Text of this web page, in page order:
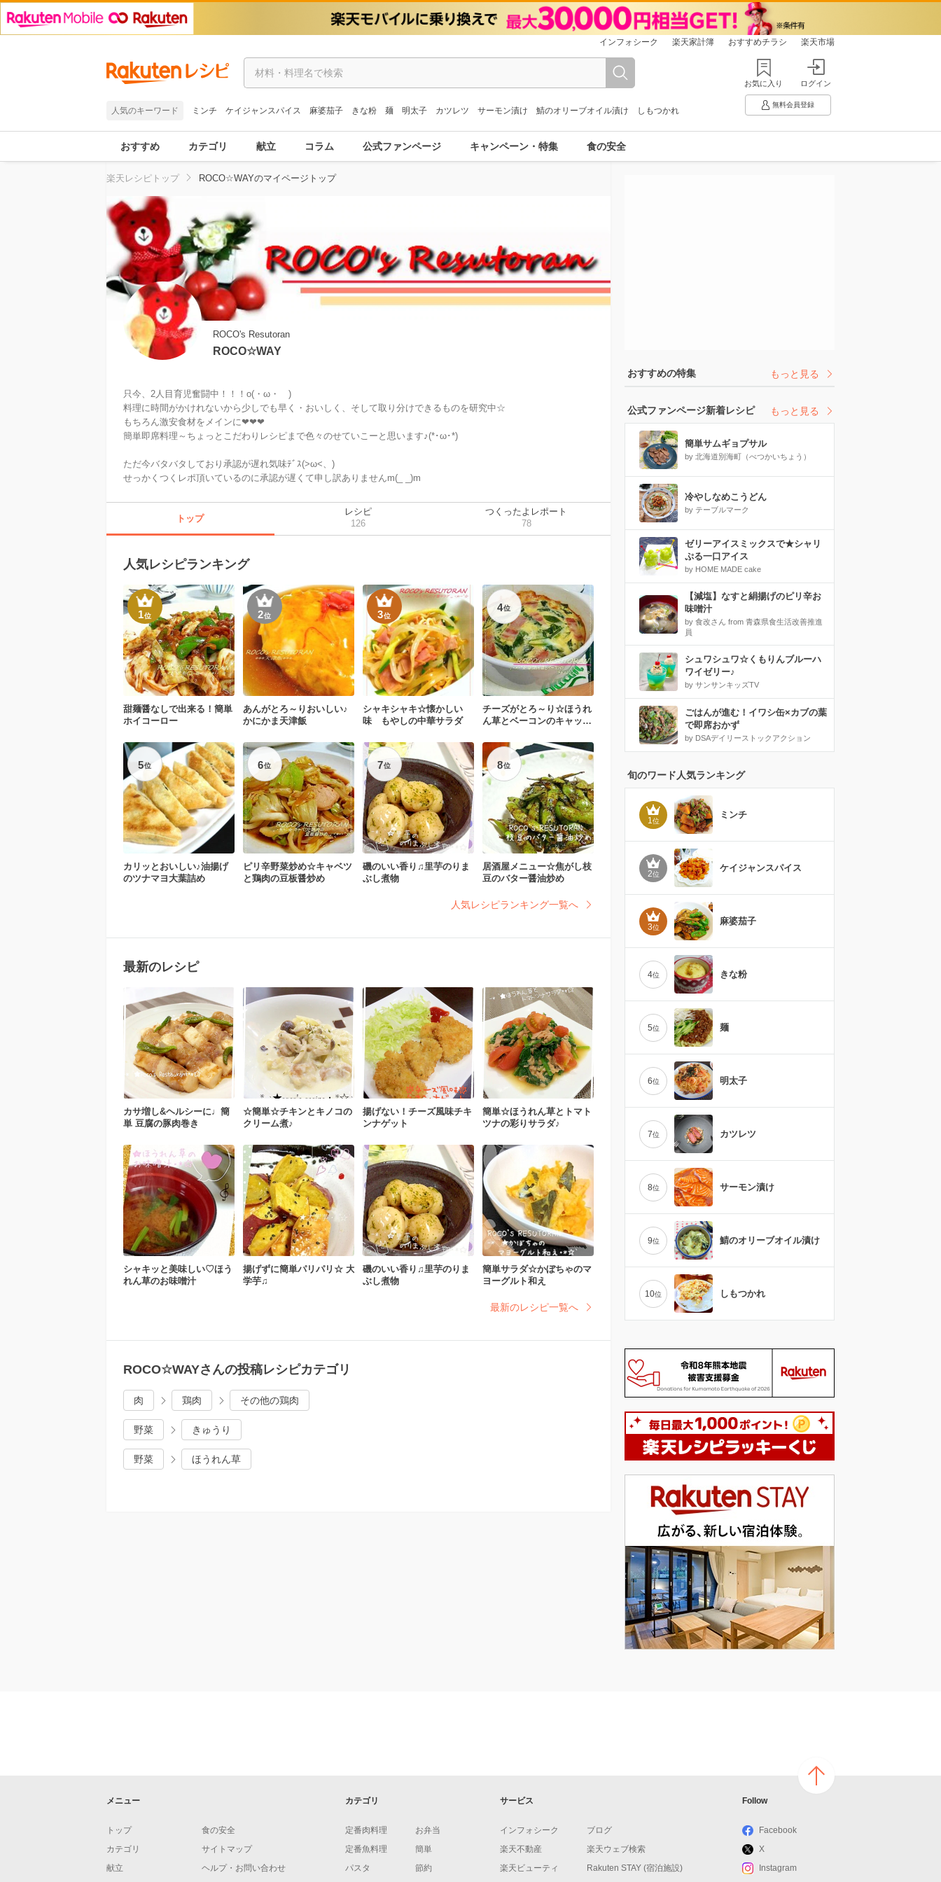
インフォシーク 楽天家計簿 おすすめチラシ 楽天市場
人気のキーワード ミンチ ケイジャンスパイス 麻婆茄子 きな粉 麺 明太子 カツレツ サーモン漬け 鯖のオリーブオイル漬け しもつかれ
お気に入り ログイン
無料会員登録
おすすめ カテゴリ 献立 コラム 公式ファンページ キャンペーン・特集 食の安全
楽天レシピトップ ROCO☆WAYのマイページトップ
ROCO's Resutoran
ROCO☆WAY
只今、2人目育児奮闘中！！！o(・ω・　)
料理に時間がかけれないから少しでも早く・おいしく、そして取り分けできるものを研究中☆
もちろん激安食材をメインに❤❤❤
簡単即席料理～ちょっとこだわりレシピまで色々のせていこーと思います♪(*･ω･*)
ただ今バタバタしており承認が遅れ気味ﾃﾞｽ(>ω<、)
せっかくつくレポ頂いているのに承認が遅くて申し訳ありませんm(_ _)m
トップ
レシピ
126
つくったよレポート
78
人気レシピランキング
1位
甜麺醤なしで出来る！簡単
ホイコーロー
2位
あんがとろ～りおいしい♪
かにかま天津飯
3位
シャキシャキ☆懐かしい
味 もやしの中華サラダ
4位
チーズがとろ～り☆ほうれ
ん草とベーコンのキャッシ
5位
カリッとおいしい♪油揚げ
のツナマヨ大葉詰め
6位
ピリ辛野菜炒め☆キャベツ
と鶏肉の豆板醤炒め
7位
磯のいい香り♫里芋のりま
ぶし煮物
8位
居酒屋メニュー☆焦がし枝
豆のバター醤油炒め
人気レシピランキング一覧へ
最新のレシピ
カサ増し&ヘルシーに♩簡
単 豆腐の豚肉巻き
☆簡単☆チキンとキノコの
クリーム煮♪
揚げない！チーズ風味チキ
ンナゲット
簡単☆ほうれん草とトマト
ツナの彩りサラダ♪
シャキッと美味しい♡ほう
れん草のお味噌汁
揚げずに簡単パリパリ☆ 大
学芋♫
磯のいい香り♫里芋のりま
ぶし煮物
簡単サラダ☆かぼちゃのマ
ヨーグルト和え
最新のレシピ一覧へ
ROCO☆WAYさんの投稿レシピカテゴリ
肉 鶏肉 その他の鶏肉
野菜 きゅうり
野菜 ほうれん草
おすすめの特集 もっと見る
公式ファンページ新着レシピ もっと見る
簡単サムギョプサル
by 北海道別海町（べつかいちょう）
冷やしなめこうどん
by テーブルマーク
ゼリーアイスミックスで★シャリ
ぷる一口アイス
by HOME MADE cake
【減塩】なすと絹揚げのピリ辛お
味噌汁
by 食改さん from 青森県食生活改善推進
員
シュワシュワ☆くもりんブルーハ
ワイゼリー♪
by サンサンキッズTV
ごはんが進む！イワシ缶×カブの葉
で即席おかず
by DSAデイリーストックアクション
旬のワード人気ランキング
1位
ミンチ
2位
ケイジャンスパイス
3位
麻婆茄子
4位 きな粉
5位 麺
6位 明太子
7位 カツレツ
8位 サーモン漬け
9位 鯖のオリーブオイル漬け
10位 しもつかれ
メニュー
トップ
カテゴリ
献立
食の安全
サイトマップ
ヘルプ・お問い合わせ
カテゴリ
定番肉料理
定番魚料理
パスタ
お弁当
簡単
節約
サービス
インフォシーク
楽天不動産
楽天ビューティ
ブログ
楽天ウェブ検索
Rakuten STAY (宿泊施設)
Follow
Facebook
X
Instagram